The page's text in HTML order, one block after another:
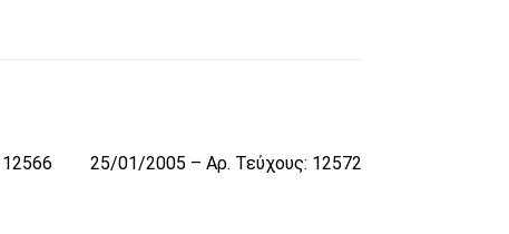
25/01/2005 – Αρ. Τεύχους: 12572